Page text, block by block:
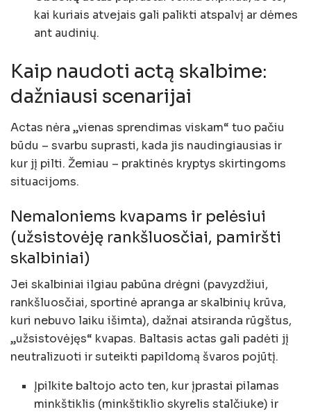
kai kuriais atvejais gali palikti atspalvį ar dėmes
ant audinių.
Kaip naudoti actą skalbime:
dažniausi scenarijai
Actas nėra „vienas sprendimas viskam“ tuo pačiu
būdu – svarbu suprasti, kada jis naudingiausias ir
kur jį pilti. Žemiau – praktinės kryptys skirtingoms
situacijoms.
Nemaloniems kvapams ir pelėsiui
(užsistovėję rankšluosčiai, pamiršti
skalbiniai)
Jei skalbiniai ilgiau pabūna drėgni (pavyzdžiui,
rankšluosčiai, sportinė apranga ar skalbinių krūva,
kuri nebuvo laiku išimta), dažnai atsiranda rūgštus,
„užsistovėjęs“ kvapas. Baltasis actas gali padėti jį
neutralizuoti ir suteikti papildomą švaros pojūtį.
Įpilkite baltojo acto ten, kur įprastai pilamas
minkštiklis (minkštiklio skyrelis stalčiuke) ir